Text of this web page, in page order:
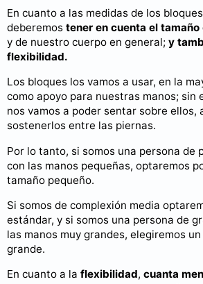
En cuanto a las medidas de los
deberemos tener en cuenta el
y de nuestro cuerpo en general; y
flexibilidad.
Los bloques los vamos a usar, en la
como apoyo para nuestras manos; sin
nos vamos a poder sentar sobre ellos,
sostenerlos entre las piernas.
Por lo tanto, si somos una persona de
con las manos pequeñas, optaremos
tamaño pequeño.
Si somos de complexión media
estándar, y si somos una persona de
las manos muy grandes, elegiremos
grande.
En cuanto a la flexibilidad, cuanta